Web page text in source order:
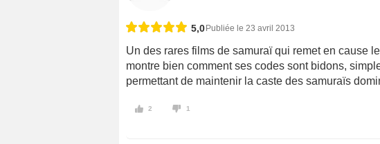
5,0Publiée le 23 avril 2013
Un des rares films de samuraï qui remet en cause
montre bien comment ses codes sont bidons,
permettant de maintenir la caste des samuraïs
2 1